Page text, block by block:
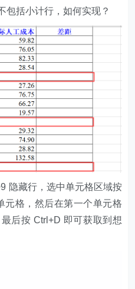
包括小计行，如何实现？
隐藏行，选中单元格区域按
元格，然后在第一个单元格
后按 Ctrl+D 即可获取到想